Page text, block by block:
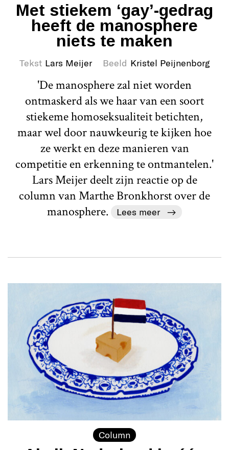
Met stiekem ‘gay’-gedrag
heeft de manosphere
niets te maken
Tekst Lars Meijer Beeld Kristel Peijnenborg
'De manosphere zal niet worden
ontmaskerd als we haar van een soort
stiekeme homoseksualiteit betichten,
maar wel door nauwkeurig te kijken hoe
ze werkt en deze manieren van
competitie en erkenning te ontmantelen.'
Lars Meijer deelt zijn reactie op de
column van Marthe Bronkhorst over de
manosphere.
Lees meer
Column